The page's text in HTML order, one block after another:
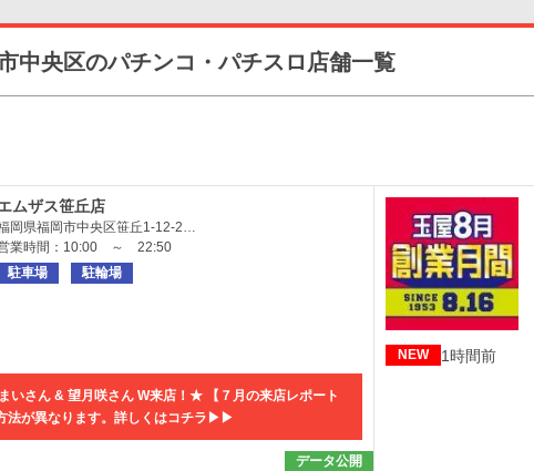
中央区のパチンコ・パチスロ店舗一覧
ムザス笹丘店
岡県福岡市中央区笹丘1-12-2…
業時間：10:00 ～ 22:50
駐車場
駐輪場
いさん & 望月咲さん W来店！★ 【７月の来店レポート
が異なります。詳しくはコチラ▶︎▶︎
データ公開
NEW 1時間前